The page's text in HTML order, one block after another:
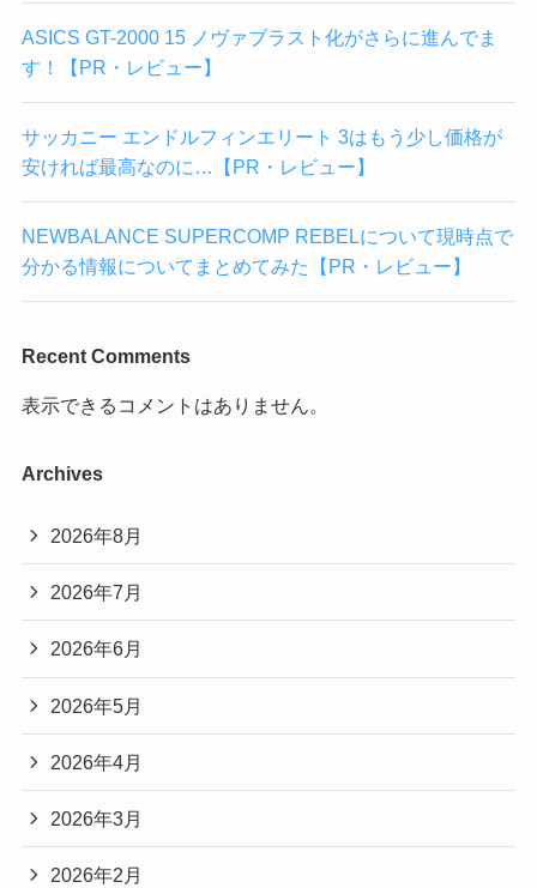
ASICS GT-2000 15 ノヴァブラスト化がさらに進んでま
す！【PR・レビュー】
サッカニー エンドルフィンエリート 3はもう少し価格が
安ければ最高なのに…【PR・レビュー】
NEWBALANCE SUPERCOMP REBELについて現時点で
分かる情報についてまとめてみた【PR・レビュー】
Recent Comments
表示できるコメントはありません。
Archives
2026年8月
2026年7月
2026年6月
2026年5月
2026年4月
2026年3月
2026年2月